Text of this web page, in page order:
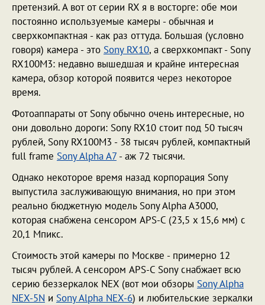
претензий. А вот от серии RX я в восторге: обе мои
постоянно используемые камеры - обычная и
сверхкомпактная - как раз оттуда. Большая (условно
говоря) камера - это Sony RX10, а сверхкомпакт - Sony
RX100M3: недавно вышедшая и крайне интересная
камера, обзор которой появится через некоторое
время.
Фотоаппараты от Sony обычно очень интересные, но
они довольно дороги: Sony RX10 стоит под 50 тысяч
рублей, Sony RX100M3 - 38 тысяч рублей, компактный
full frame Sony Alpha A7 - аж 72 тысячи.
Однако некоторое время назад корпорация Sony
выпустила заслуживающую внимания, но при этом
реально бюджетную модель Sony Alpha A3000,
которая снабжена сенсором APS-C (23,5 x 15,6 мм) с
20,1 Мпикс.
Стоимость этой камеры по Москве - примерно 12
тысяч рублей. А сенсором APS-C Sony снабжает всю
серию беззеркалок NEX (вот мои обзоры Sony Alpha
NEX-5N и Sony Alpha NEX-6) и любительские зеркалки